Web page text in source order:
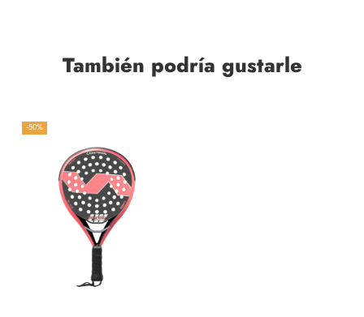
También podría gustarle
-50%